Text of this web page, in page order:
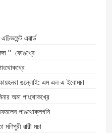
এৱার্ড
'' ফোঙখ্রে
ঙল্লোই: এম এল এ ইবোমচা
অমা পাংথোকখ্রে
পাঙথোক্লগনি
মণিপুরী ৱারী মচা